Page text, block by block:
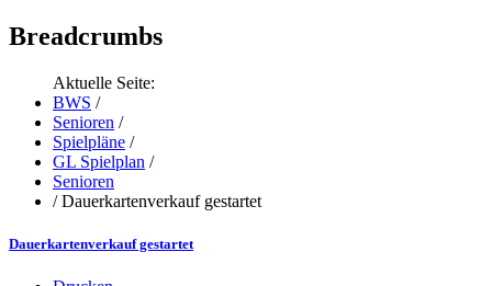
Breadcrumbs
Aktuelle Seite:
BWS /
Senioren /
Spielpläne /
GL Spielplan /
Senioren
/ Dauerkartenverkauf gestartet
Dauerkartenverkauf gestartet